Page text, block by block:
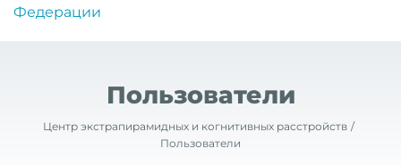
Федерации
Пользователи
Центр экстрапирамидных и когнитивных расстройств
Пользователи